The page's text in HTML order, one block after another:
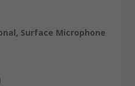
Surface Microphone